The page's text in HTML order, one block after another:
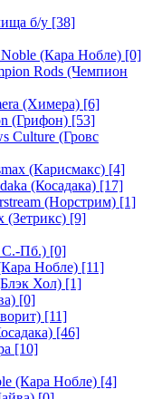
б/у [38]
(Кара Нобле) [0]
Rods (Чемпион
(Химера) [6]
(Грифон) [53]
Culture (Гровс
(Карисмакс) [4]
(Косадака) [17]
(Норстрим) [1]
(Зетрикс) [9]
С.-Пб.) [0]
Нобле) [11]
Хол) [1]
[0]
[11]
[46]
[10]
(Кара Нобле) [4]